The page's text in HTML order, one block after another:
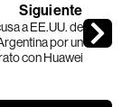
Siguiente
a EE.UU. de
por un
con Huawei